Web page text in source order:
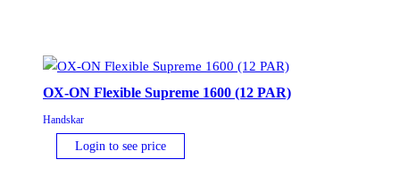
OX-ON Flexible Supreme 1600 (12 PAR)
Handskar
Login to see price